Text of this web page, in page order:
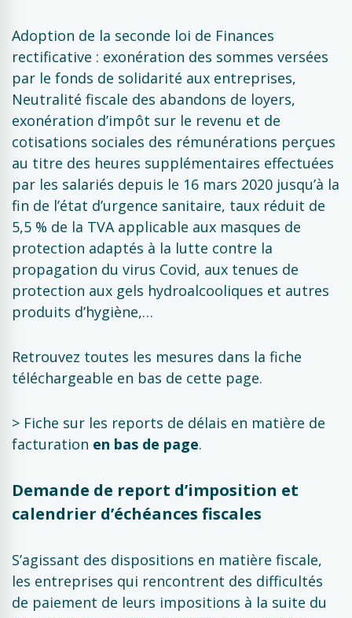
Adoption de la seconde loi de Finances
rectificative : exonération des sommes versées
par le fonds de solidarité aux entreprises,
Neutralité fiscale des abandons de loyers,
exonération d’impôt sur le revenu et de
cotisations sociales des rémunérations perçues
au titre des heures supplémentaires effectuées
par les salariés depuis le 16 mars 2020 jusqu’à la
fin de l’état d’urgence sanitaire, taux réduit de
5,5 % de la TVA applicable aux masques de
protection adaptés à la lutte contre la
propagation du virus Covid, aux tenues de
protection aux gels hydroalcooliques et autres
produits d’hygiène,…
Retrouvez toutes les mesures dans la fiche
téléchargeable en bas de cette page.
> Fiche sur les reports de délais en matière de
facturation en bas de page.
Demande de report d’imposition et
calendrier d’échéances fiscales
S’agissant des dispositions en matière fiscale,
les entreprises qui rencontrent des difficultés
de paiement de leurs impositions à la suite du